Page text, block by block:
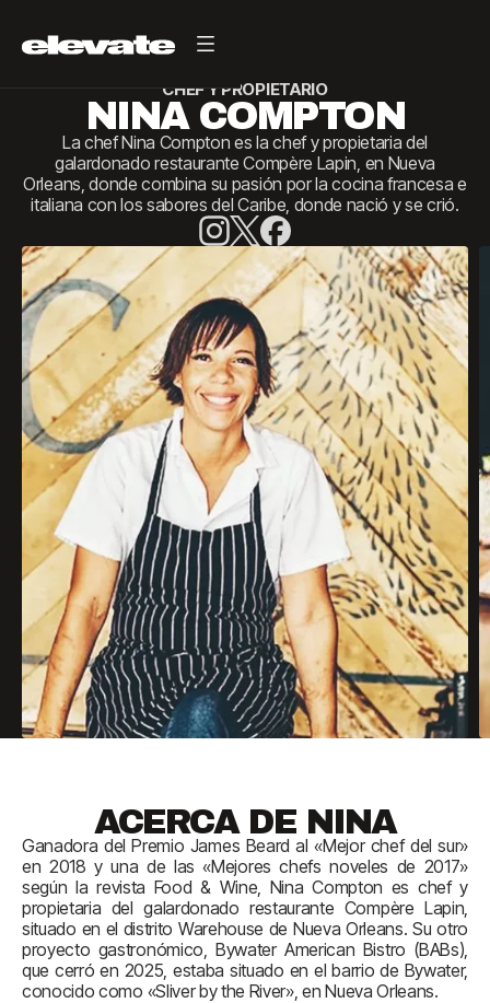
CHEF Y PROPIETARIO
NINA COMPTON
La chef Nina Compton es la chef y propietaria del
galardonado restaurante Compère Lapin, en Nueva
Orleans, donde combina su pasión por la cocina francesa e
italiana con los sabores del Caribe, donde nació y se crió.
ACERCA DE NINA
Ganadora del Premio James Beard al «Mejor chef del sur»
en 2018 y una de las «Mejores chefs noveles de 2017»
según la revista Food & Wine, Nina Compton es chef y
propietaria del galardonado restaurante Compère Lapin,
situado en el distrito Warehouse de Nueva Orleans. Su otro
proyecto gastronómico, Bywater American Bistro (BABs),
que cerró en 2025, estaba situado en el barrio de Bywater,
conocido como «Sliver by the River», en Nueva Orleans.